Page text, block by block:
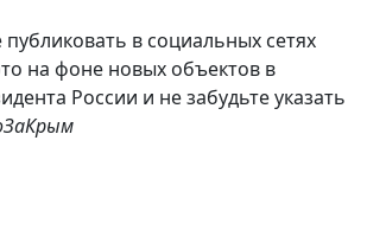
в социальных сетях
на фоне новых объектов в
России и не забудьте указать